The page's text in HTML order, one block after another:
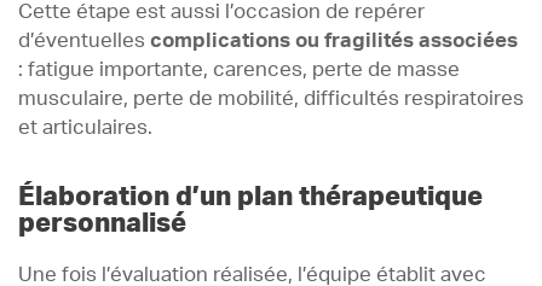
Cette étape est aussi l’occasion de repérer
d’éventuelles complications ou fragilités associées
: fatigue importante, carences, perte de masse
musculaire, perte de mobilité, difficultés respiratoires
et articulaires.
Élaboration d’un plan thérapeutique
personnalisé
Une fois l’évaluation réalisée, l’équipe établit avec